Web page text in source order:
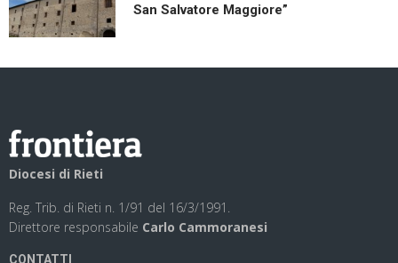
San Salvatore Maggiore”
Diocesi di Rieti
Reg. Trib. di Rieti n. 1/91 del 16/3/1991.
Direttore responsabile Carlo Cammoranesi
CONTATTI